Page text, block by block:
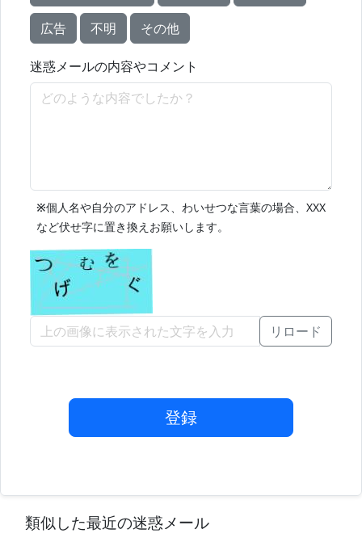
広告 不明 その他
迷惑メールの内容やコメント
※個人名や自分のアドレス、わいせつな言葉の場合、XXX
など伏せ字に置き換えお願いします。
リロード
登録
類似した最近の迷惑メール